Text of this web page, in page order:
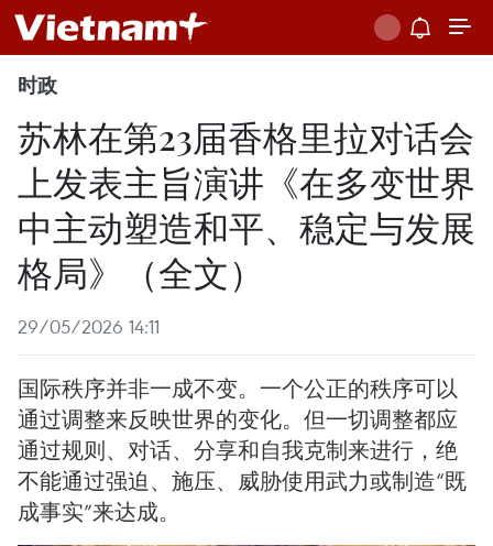
时政
苏林在第23届香格里拉对话会
上发表主旨演讲《在多变世界
中主动塑造和平、稳定与发展
格局》（全文）
29/05/2026 14:11
国际秩序并非一成不变。一个公正的秩序可以
通过调整来反映世界的变化。但一切调整都应
通过规则、对话、分享和自我克制来进行，绝
不能通过强迫、施压、威胁使用武力或制造“既
成事实”来达成。